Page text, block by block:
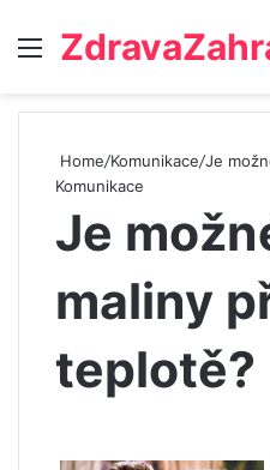
Menu
Home/Komunikace/Je
Komunikace
Je
maliny
teplotě?